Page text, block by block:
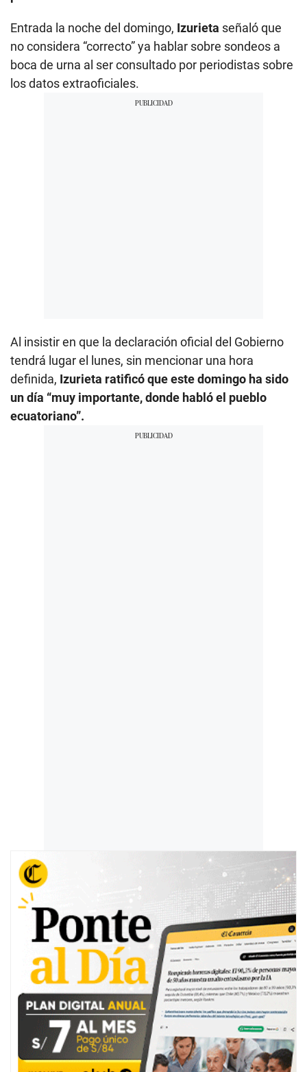
Entrada la noche del domingo, Izurieta señaló que
no considera “correcto” ya hablar sobre sondeos a
boca de urna al ser consultado por periodistas sobre
los datos extraoficiales.
Al insistir en que la declaración oficial del Gobierno
tendrá lugar el lunes, sin mencionar una hora
definida, Izurieta ratificó que este domingo ha sido
un día “muy importante, donde habló el pueblo
ecuatoriano”.